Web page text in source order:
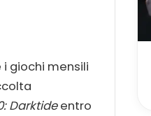
giochi mensili
Darktideentro